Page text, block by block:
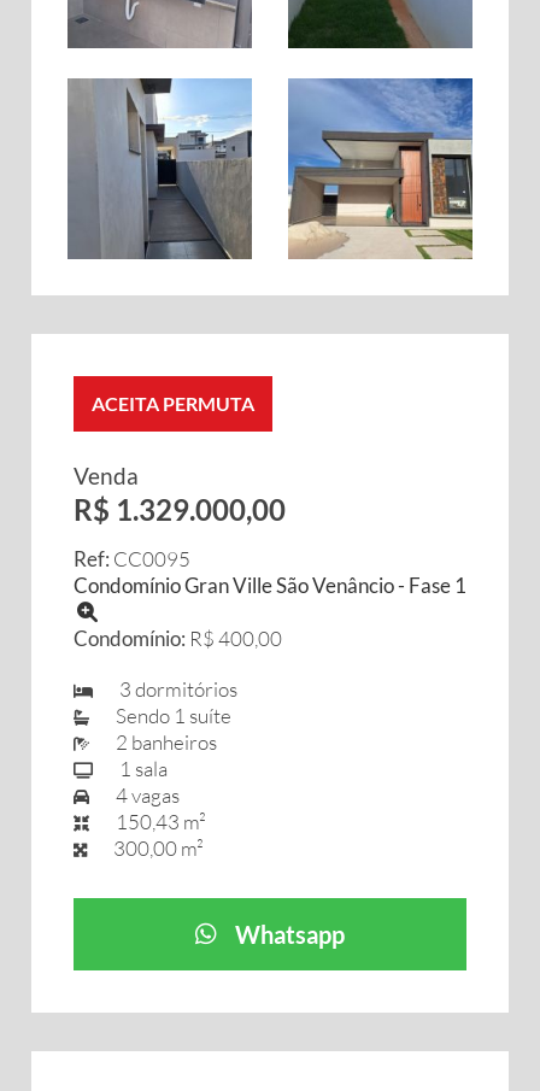
ACEITA PERMUTA
Venda
R$ 1.329.000,00
Ref: CC0095
Condomínio Gran Ville São Venâncio - Fase 1
Condomínio: R$ 400,00
3 dormitórios
Sendo 1 suíte
2 banheiros
1 sala
4 vagas
150,43 m²
300,00 m²
Whatsapp